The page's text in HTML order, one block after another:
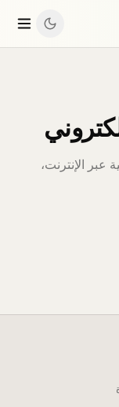
عبر الإنترنت،